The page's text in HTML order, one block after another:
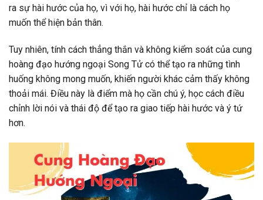
ra sự hài hước của họ, vì với họ, hài hước chỉ là cách họ
muốn thể hiện bản thân.
Tuy nhiên, tính cách thẳng thắn và không kiểm soát của cung
hoàng đạo hướng ngoại Song Tử có thể tạo ra những tình
huống không mong muốn, khiến người khác cảm thấy không
thoải mái. Điều này là điểm mà họ cần chú ý, học cách điều
chỉnh lời nói và thái độ để tạo ra giao tiếp hài hước và ý tứ
hơn.